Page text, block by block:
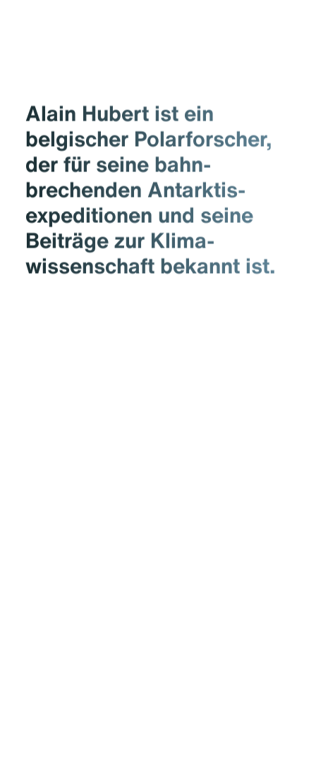
Alain Hubert ist ein
belgischer Polarforscher,
der für seine bahn­
brechenden Antarktis­
expeditionen und seine
Beiträge zur Klima­
wissenschaft bekannt ist.